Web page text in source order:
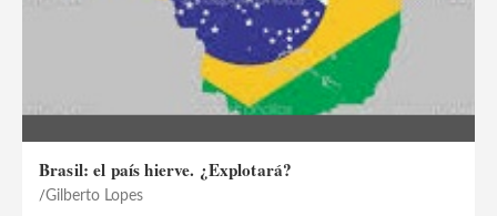
Brasil: el país hierve. ¿Explotará?
Gilberto Lopes